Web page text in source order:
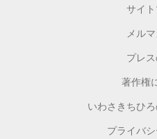
サイ
メル
プレ
著作権
いわさきちひ
プライバ